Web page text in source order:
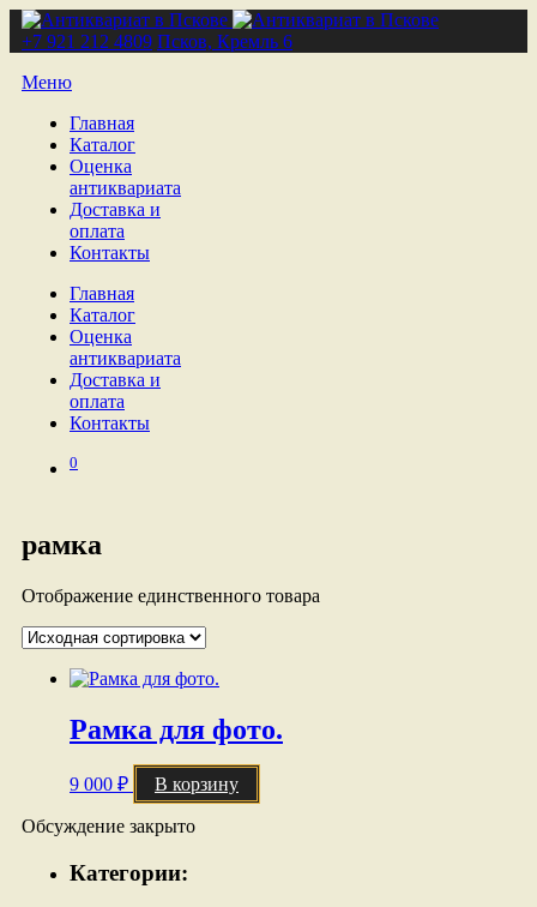
+7 921 212 4809 Псков, Кремль 6
Меню
Главная
Каталог
Оценка
антиквариата
Доставка и
оплата
Контакты
Главная
Каталог
Оценка
антиквариата
Доставка и
оплата
Контакты
0
рамка
Отображение единственного товара
Рамка для фото.
9 000 ₽ В корзину
Обсуждение закрыто
Категории: